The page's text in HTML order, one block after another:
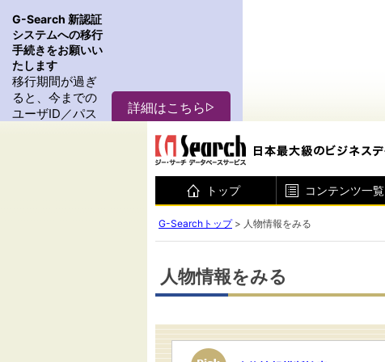
トップ コンテンツ一覧
G-Searchトップ> 人物情報をみる
人物情報をみる